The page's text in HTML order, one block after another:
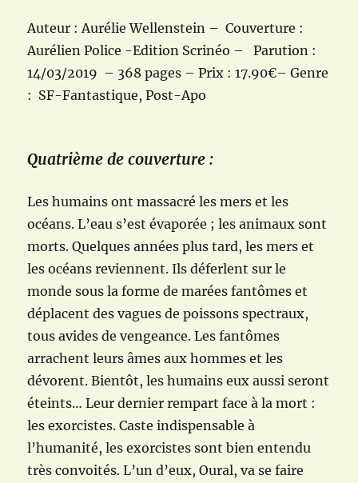
Auteur : Aurélie Wellenstein – Couverture :
Aurélien Police -Edition Scrinéo – Parution :
14/03/2019 – 368 pages – Prix : 17.90€– Genre
: SF-Fantastique, Post-Apo
Quatrième de couverture :
Les humains ont massacré les mers et les
océans. L’eau s’est évaporée ; les animaux sont
morts. Quelques années plus tard, les mers et
les océans reviennent. Ils déferlent sur le
monde sous la forme de marées fantômes et
déplacent des vagues de poissons spectraux,
tous avides de vengeance. Les fantômes
arrachent leurs âmes aux hommes et les
dévorent. Bientôt, les humains eux aussi seront
éteints… Leur dernier rempart face à la mort :
les exorcistes. Caste indispensable à
l’humanité, les exorcistes sont bien entendu
très convoités. L’un d’eux, Oural, va se faire